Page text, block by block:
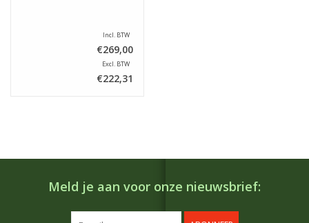
Incl. BTW
€269,00
Excl. BTW
€222,31
Meld je aan voor onze nieuwsbrief: